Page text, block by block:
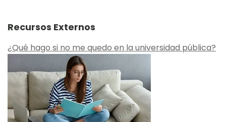
Recursos Externos
¿Qué hago si no me quedo en la universidad pública?